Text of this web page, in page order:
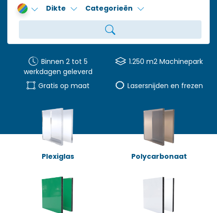
Alupanel / Dibond®
Accessoires
Dikte Categorieën
Binnen 2 tot 5
werkdagen geleverd
1.250 m2 Machinepark
Gratis op maat Lasersnijden en frezen
Plexiglas Polycarbonaat